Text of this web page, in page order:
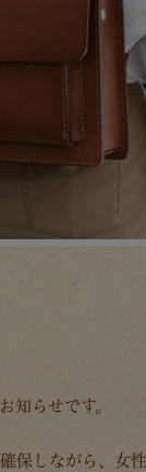
知らせです。
保しながら、女